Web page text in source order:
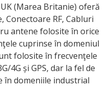
(Marea Britanie) oferă
RF, Cabluri
antene folosite în orice
cuprinse în domeniul
folosite în frecvenţele
4G și GPS, dar la fel de
în domeniile industrial